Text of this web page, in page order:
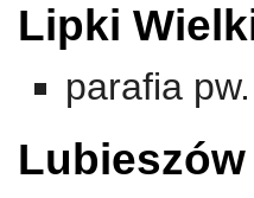
Lipki
parafia pw.
Lubieszów